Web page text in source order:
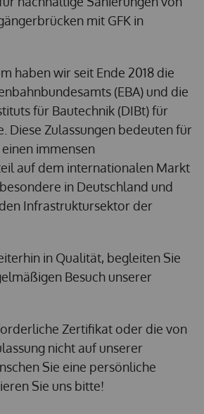
mit GFK in
haben wir seit Ende 2018 die
(EBA) und die
für Bautechnik (DIBt) für
Diese Zulassungen bedeuten für
immensen
auf dem internationalen Markt
in Deutschland und
Infrastruktursektor der
in Qualität, begleiten Sie
Besuch unserer
Zertifikat oder die von
nicht auf unserer
Sie eine persönliche
Sie uns bitte!